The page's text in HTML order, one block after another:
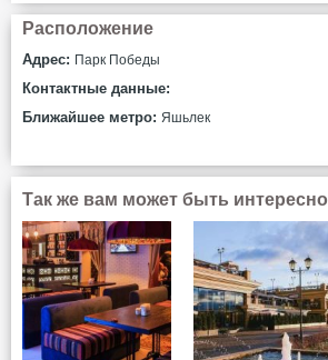
Расположение
Адрес: Парк Победы
Контактные данные:
Ближайшее метро: Яшьлек
Так же вам может быть интересно